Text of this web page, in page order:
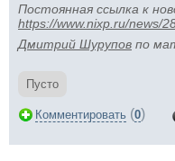
Постоянная ссылка к
https://www.nixp.ru/news/
Дмитрий Шурупов по
Пусто
Комментировать (0)